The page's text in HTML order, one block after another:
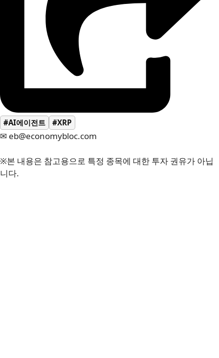
#AI에이전트 #XRP
✉ eb@economybloc.com
※본 내용은 참고용으로 특정 종목에 대한 투자 권유가 아닙
니다.